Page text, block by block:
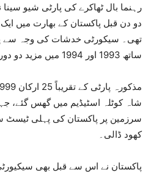
رہنما بال ٹھاکرے کی پارٹی شیو
دو دن قبل پاکستان کے بھارت میں
تھی۔ سیکورٹی خدشات کی وجہ سے
ساتھ 1993 اور 1994 میں مزید دو دورے منسوخ کر دیے تھے۔
سرزمین پر پاکستان کی پہلی ٹیسٹ
کھود ڈالی۔
پاکستان نے اس سے قبل بھی